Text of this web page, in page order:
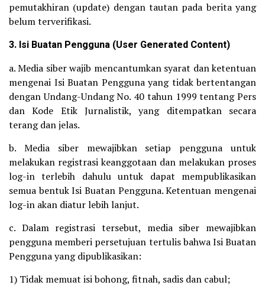
pemutakhiran (update) dengan tautan pada berita yang
belum terverifikasi.
3. Isi Buatan Pengguna (User Generated Content)
a. Media siber wajib mencantumkan syarat dan ketentuan
mengenai Isi Buatan Pengguna yang tidak bertentangan
dengan Undang-Undang No. 40 tahun 1999 tentang Pers
dan Kode Etik Jurnalistik, yang ditempatkan secara
terang dan jelas.
b. Media siber mewajibkan setiap pengguna untuk
melakukan registrasi keanggotaan dan melakukan proses
log-in terlebih dahulu untuk dapat mempublikasikan
semua bentuk Isi Buatan Pengguna. Ketentuan mengenai
log-in akan diatur lebih lanjut.
c. Dalam registrasi tersebut, media siber mewajibkan
pengguna memberi persetujuan tertulis bahwa Isi Buatan
Pengguna yang dipublikasikan:
1) Tidak memuat isi bohong, fitnah, sadis dan cabul;